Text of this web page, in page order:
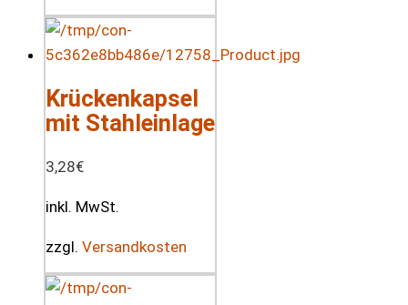
Krückenkapsel
mit Stahleinlage
3,28€
inkl. MwSt.
zzgl. Versandkosten